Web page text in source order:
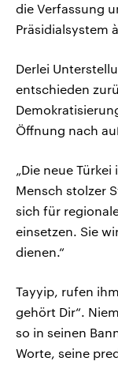
die Verfassung
Präsidialsystem
Derlei
entschieden
Öffnung nach
„Die neue
Mensch stolzer
sich für
einsetzen. Sie
dienen.“
Tayyip, rufen
gehört Dir“.
so in seinen
Worte, seine